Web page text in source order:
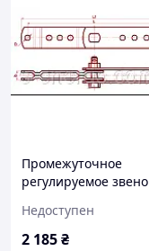
Промежуточное
регулируемое звено
Недоступен
2 185₴